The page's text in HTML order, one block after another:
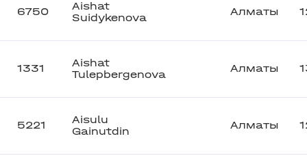
6750
Aishat
Suidykenova
Алматы
1331
Aishat
Tulepbergenova
Алматы
5221
Aisulu
Gainutdin
Алматы